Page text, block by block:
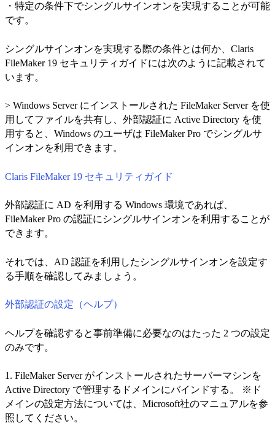
・特定の条件下でシングルサインオンを実現することが可能
です。
シングルサインオンを実現する際の条件とは何か、Claris
FileMaker 19 セキュリティガイドには次のように記載されて
います。
> Windows Server にインストールされた FileMaker Server を使
用してファイルを共有し、外部認証に Active Directory を使
用すると、Windows のユーザは FileMaker Pro でシングルサ
インオンを利用できます。
Claris FileMaker 19 セキュリティガイド
外部認証に AD を利用する Windows 環境であれば、
FileMaker Pro の認証にシングルサインオンを利用することが
できます。
それでは、AD 認証を利用したシングルサインオンを設定す
る手順を確認してみましょう。
外部認証の設定（ヘルプ）
ヘルプを確認すると事前準備に必要なのはたった 2 つの設定
のみです。
1. FileMaker Server がインストールされたサーバーマシンを
Active Directory で管理するドメインにバインドする。 ※ド
メインの設定方法については、Microsoft社のマニュアルを参
照してください。